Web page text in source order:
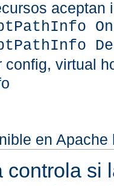
aceptan
config, virtual
en
controla si